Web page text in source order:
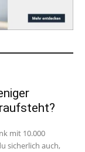
mit 10.000
sicherlich auch,